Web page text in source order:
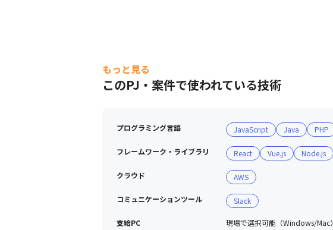
もっと見る
このPJ・案件で使われている技術
プログラミング言語 JavaScript Java PHP
フレームワーク・ライブラリ React Vue.js Node.js
クラウド AWS
コミュニケーションツール Slack
支給PC 現場で選択可能（Windows/Mac）